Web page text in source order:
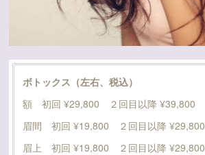
ボトックス（左右、税込）
額 初回 ¥29,800 ２回目以降 ¥39,800
眉間 初回 ¥19,800 ２回目以降 ¥29,800
眉上 初回 ¥19,800 ２回目以降 ¥29,800